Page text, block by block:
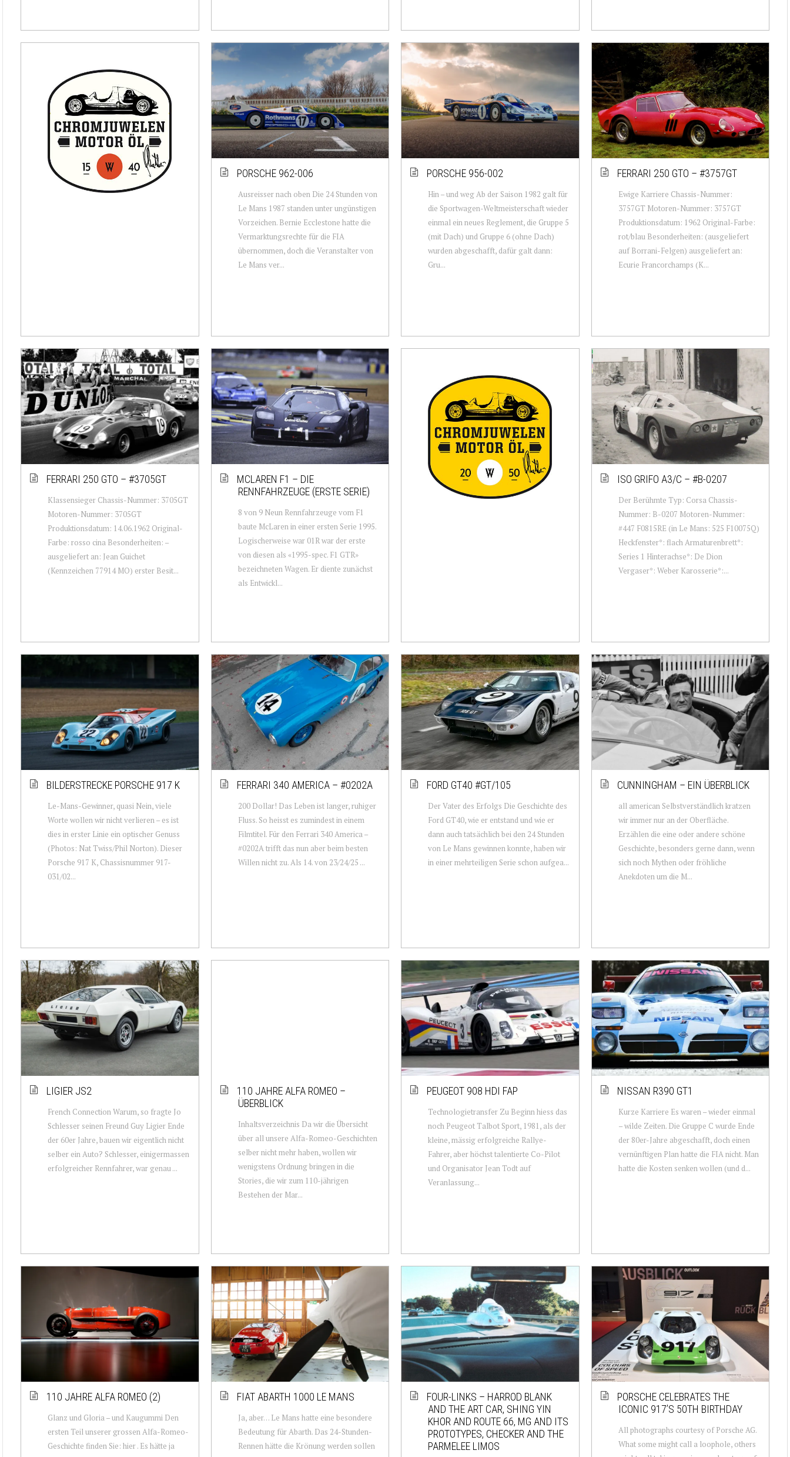
PORSCHE 962-006
Ausreisser nach oben Die 24 Stunden von
Le Mans 1987 standen unter ungünstigen
Vorzeichen. Bernie Ecclestone hatte die
Vermarktungsrechte für die FIA
übernommen, doch die Veranstalter von
Le Mans ver...
PORSCHE 956-002
Hin – und weg Ab der Saison 1982 galt für
die Sportwagen-Weltmeisterschaft wieder
einmal ein neues Reglement, die Gruppe 5
(mit Dach) und Gruppe 6 (ohne Dach)
wurden abgeschafft, dafür galt dann:
Gru...
FERRARI 250 GTO – #3757GT
Ewige Karriere Chassis-Nummer:
3757GT Motoren-Nummer: 3757GT
Produktionsdatum: 1962 Original-Farbe:
rot/blau Besonderheiten: (ausgeliefert
auf Borrani-Felgen) ausgeliefert an:
Ecurie Francorchamps (K...
FERRARI 250 GTO – #3705GT
Klassensieger Chassis-Nummer: 3705GT
Motoren-Nummer: 3705GT
Produktionsdatum: 14.06.1962 Original-
Farbe: rosso cina Besonderheiten: –
ausgeliefert an: Jean Guichet
(Kennzeichen 77914 MO) erster Besit...
MCLAREN F1 – DIE
RENNFAHRZEUGE (ERSTE SERIE)
8 von 9 Neun Rennfahrzeuge vom F1
baute McLaren in einer ersten Serie 1995.
Logischerweise war 01R war der erste
von diesen als «1995-spec. F1 GTR»
bezeichneten Wagen. Er diente zunächst
als Entwickl...
ISO GRIFO A3/C – #B-0207
Der Berühmte Typ: Corsa Chassis-
Nummer: B-0207 Motoren-Nummer:
#447 F0815RE (in Le Mans: 525 F10075Q)
Heckfenster*: flach Armaturenbrett*:
Series 1 Hinterachse*: De Dion
Vergaser*: Weber Karosserie*:...
BILDERSTRECKE PORSCHE 917 K
Le-Mans-Gewinner, quasi Nein, viele
Worte wollen wir nicht verlieren – es ist
dies in erster Linie ein optischer Genuss
(Photos: Nat Twiss/Phil Norton). Dieser
Porsche 917 K, Chassisnummer 917-
031/02...
FERRARI 340 AMERICA – #0202A
200 Dollar! Das Leben ist langer, ruhiger
Fluss. So heisst es zumindest in einem
Filmtitel. Für den Ferrari 340 America –
#0202A trifft das nun aber beim besten
Willen nicht zu. Als 14. von 23/24/25 ...
FORD GT40 #GT/105
Der Vater des Erfolgs Die Geschichte des
Ford GT40, wie er entstand und wie er
dann auch tatsächlich bei den 24 Stunden
von Le Mans gewinnen konnte, haben wir
in einer mehrteiligen Serie schon aufgea...
CUNNINGHAM – EIN ÜBERBLICK
all american Selbstverständlich kratzen
wir immer nur an der Oberfläche.
Erzählen die eine oder andere schöne
Geschichte, besonders gerne dann, wenn
sich noch Mythen oder fröhliche
Anekdoten um die M...
LIGIER JS2
French Connection Warum, so fragte Jo
Schlesser seinen Freund Guy Ligier Ende
der 60er Jahre, bauen wir eigentlich nicht
selber ein Auto? Schlesser, einigermassen
erfolgreicher Rennfahrer, war genau ...
110 JAHRE ALFA ROMEO –
ÜBERBLICK
Inhaltsverzeichnis Da wir die Übersicht
über all unsere Alfa-Romeo-Geschichten
selber nicht mehr haben, wollen wir
wenigstens Ordnung bringen in die
Stories, die wir zum 110-jährigen
Bestehen der Mar...
PEUGEOT 908 HDI FAP
Technologietransfer Zu Beginn hiess das
noch Peugeot Talbot Sport, 1981, als der
kleine, mässig erfolgreiche Rallye-
Fahrer, aber höchst talentierte Co-Pilot
und Organisator Jean Todt auf
Veranlassung...
NISSAN R390 GT1
Kurze Karriere Es waren – wieder einmal
– wilde Zeiten. Die Gruppe C wurde Ende
der 80er-Jahre abgeschafft, doch einen
vernünftigen Plan hatte die FIA nicht. Man
hatte die Kosten senken wollen (und d...
110 JAHRE ALFA ROMEO (2)
Glanz und Gloria – und Kaugummi Den
ersten Teil unserer grossen Alfa-Romeo-
Geschichte finden Sie: hier . Es hätte ja
FIAT ABARTH 1000 LE MANS
Ja, aber… Le Mans hatte eine besondere
Bedeutung für Abarth. Das 24-Stunden-
Rennen hätte die Krönung werden sollen
FOUR-LINKS – HARROD BLANK
AND THE ART CAR, SHING YIN
KHOR AND ROUTE 66, MG AND ITS
PROTOTYPES, CHECKER AND THE
PARMELEE LIMOS
PORSCHE CELEBRATES THE
ICONIC 917’S 50TH BIRTHDAY
All photographs courtesy of Porsche AG.
What some might call a loophole, others